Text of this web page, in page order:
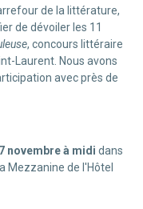
de la littérature,
de dévoiler les 11
, concours littéraire
Laurent. Nous avons
avec près de
novembre à midi dans
Mezzanine de l'Hôtel